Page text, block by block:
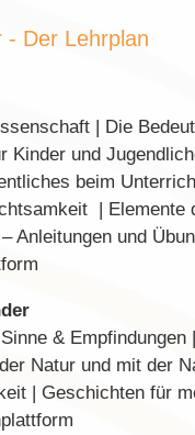
- Der Lehrplan
| Die
und
beim
|
Anleitungen und
&
Natur und mit der
| Geschichten für